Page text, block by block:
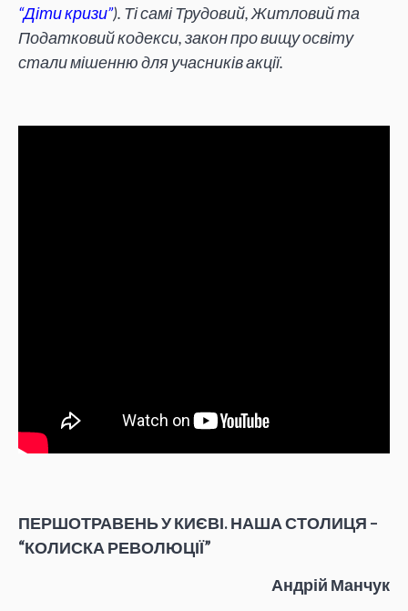
“Діти кризи”). Ті самі Трудовий, Житловий та
Податковий кодекси, закон про вищу освіту
стали мішенню для учасників акції.
ПЕРШОТРАВЕНЬ У КИЄВІ. НАША СТОЛИЦЯ –
“КОЛИСКА РЕВОЛЮЦІЇ”
Андрій Манчук